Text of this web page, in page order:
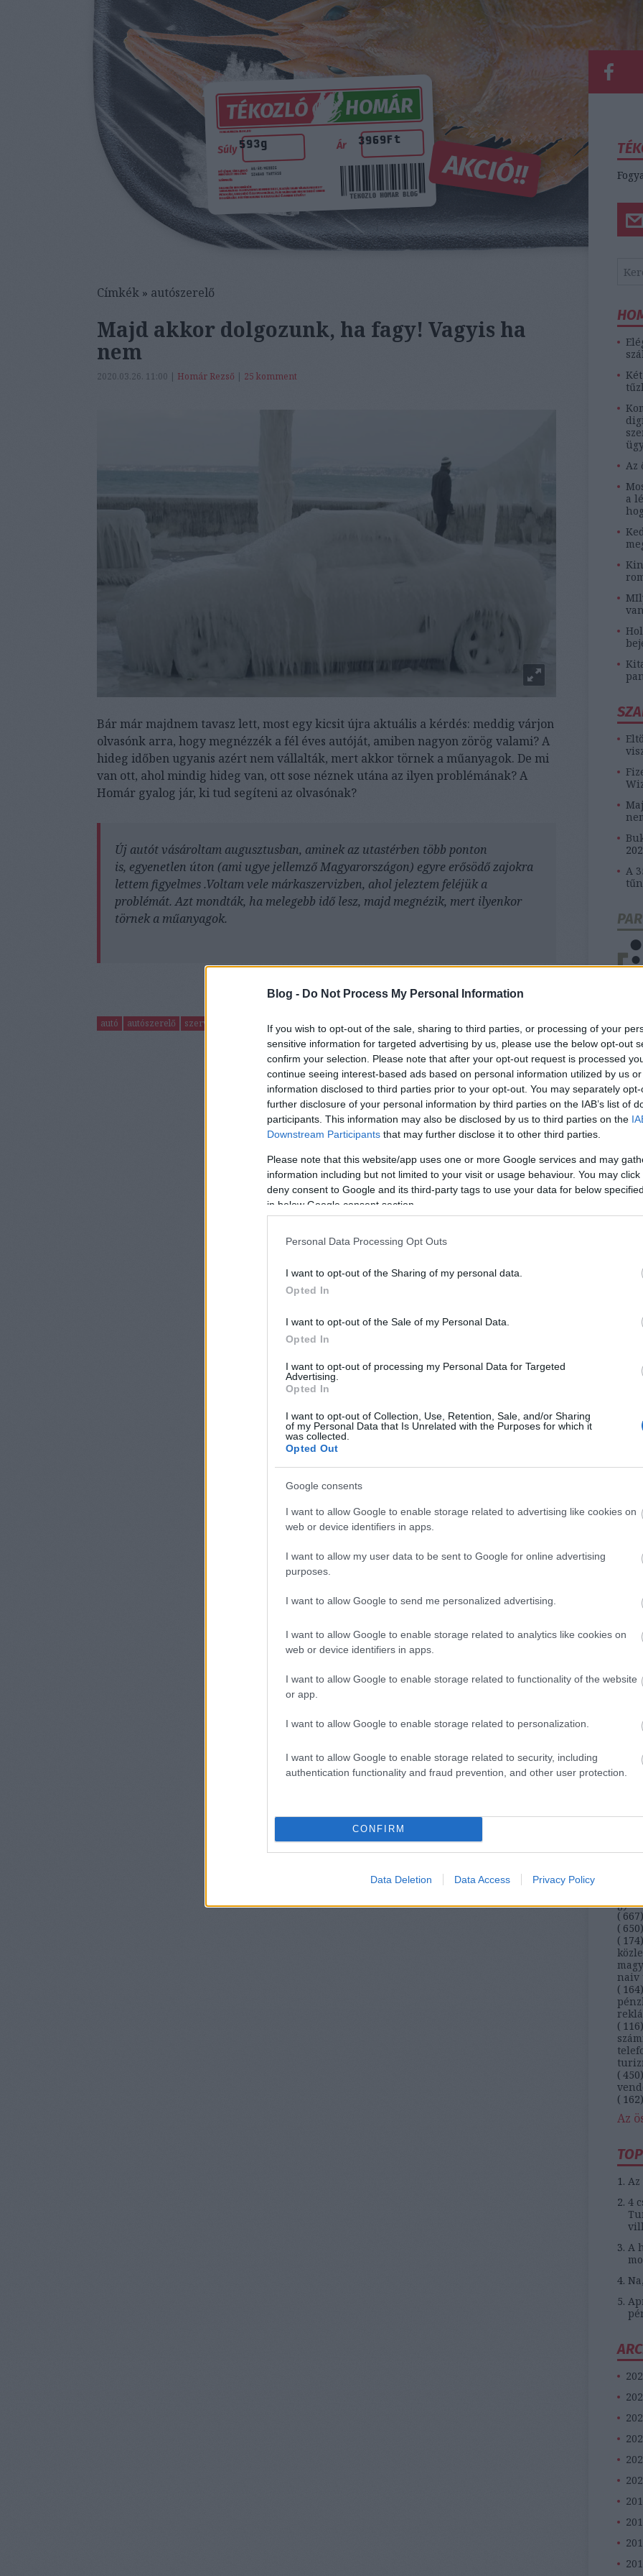
Blog - Do Not Process My Personal Information
If you wish to opt-out of the sale, sharing to third parties, or processing of your
sensitive information for targeted advertising by us, please use the below opt-out
confirm your selection. Please note that after your opt-out request is processed
continue seeing interest-based ads based on personal information utilized by us
information disclosed to third parties prior to your opt-out. You may separately
further disclosure of your personal information by third parties on the IAB’s list of
participants. This information may also be disclosed by us to third parties on the
Downstream Participants that may further disclose it to other third parties.
Please note that this website/app uses one or more Google services and may
information including but not limited to your visit or usage behaviour. You may
deny consent to Google and its third-party tags to use your data for below
in below Google consent section.
Personal Data Processing Opt Outs
I want to opt-out of the Sharing of my personal data.
Opted In
I want to opt-out of the Sale of my Personal Data.
Opted In
I want to opt-out of processing my Personal Data for Targeted
Advertising.
Opted In
I want to opt-out of Collection, Use, Retention, Sale, and/or Sharing
of my Personal Data that Is Unrelated with the Purposes for which it
was collected.
Opted Out
Google consents
I want to allow Google to enable storage related to advertising like cookies on
web or device identifiers in apps.
I want to allow my user data to be sent to Google for online advertising
purposes.
I want to allow Google to send me personalized advertising.
I want to allow Google to enable storage related to analytics like cookies on
web or device identifiers in apps.
I want to allow Google to enable storage related to functionality of the website
or app.
I want to allow Google to enable storage related to personalization.
I want to allow Google to enable storage related to security, including
authentication functionality and fraud prevention, and other user protection.
CONFIRM
Data Deletion Data Access Privacy Policy
Címkék» autószerelő
Majd akkor dolgozunk, ha fagy! Vagyis ha
nem
2020.03.26. 11:00 | Homár Rezső | 25 komment
Bár már majdnem tavasz lett, most egy kicsit újra aktuális a kérdés: meddig várjon
olvasónk arra, hogy megnézzék a fél éves autóját, amiben nagyon zörög valami? A
hideg időben ugyanis azért nem vállalták, mert akkor törnek a műanyagok. De mi
van ott, ahol mindig hideg van, ott sose néznek utána az ilyen problémának? A
Homár gyalog jár, ki tud segíteni az olvasónak?
Új autót vásároltam augusztusban, aminek az utastérben több ponton
is, egyenetlen úton (ami ugye jellemző Magyarországon) egyre erősödő zajokra
lettem figyelmes .Voltam vele márkaszervizben, ahol jeleztem feléjük a
problémát. Azt mondták, ha melegebb idő lesz, majd megnézik, mert ilyenkor
törnek a műanyagok.
Olvasson tovább!
autó autószerelő szerviz fogyasztói jogok jótállás gvti-fogyasztóvédők
0
Az
a
A
Ha
van
A
Ha
Mi
A
(171)
( 667)
( 650)
( 174)
naiv
( 164)
( 116)
( 450)
( 162)
Az
4
A